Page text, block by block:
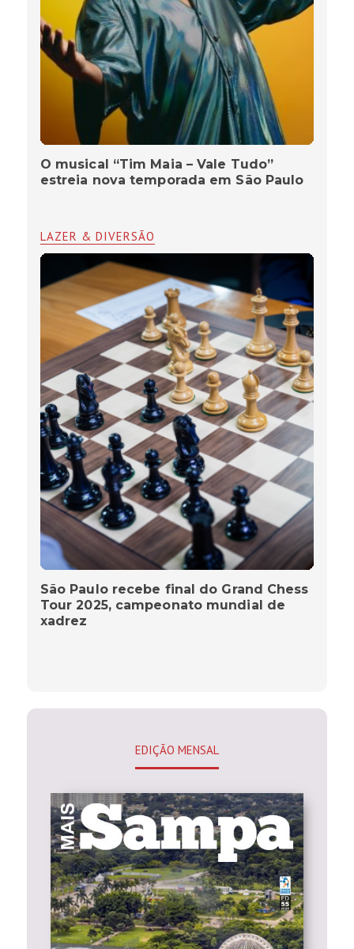
O musical “Tim Maia – Vale Tudo”
estreia nova temporada em São Paulo
LAZER & DIVERSÃO
São Paulo recebe final do Grand Chess
Tour 2025, campeonato mundial de
xadrez
EDIÇÃO MENSAL